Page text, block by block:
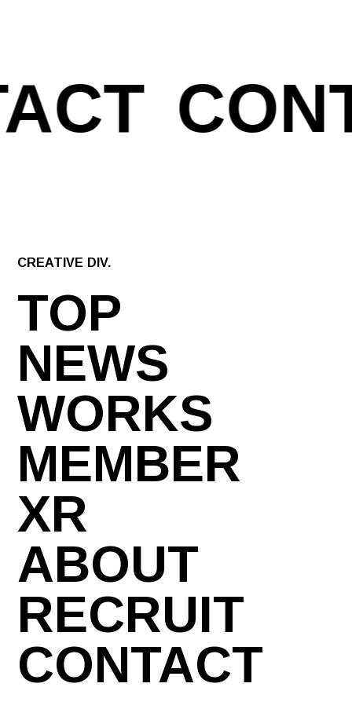
CREATIVE DIV.
TOP
NEWS
WORKS
MEMBER
XR
ABOUT
RECRUIT
CONTACT